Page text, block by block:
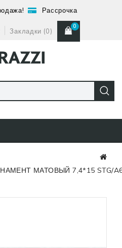
Рассрочка
Закладки (0)
0
МАТОВЫЙ 7,4*15 STG/